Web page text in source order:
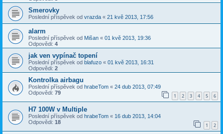
Smerovky
Poslední příspěvek od vrazda « 21 kvě 2013, 17:56
alarm
Poslední příspěvek od Mišan « 01 kvě 2013, 19:36
Odpovědi: 4
jak ven vypínač topení
Poslední příspěvek od blafuzo « 01 kvě 2013, 16:31
Odpovědi: 2
Kontrolka airbagu
Poslední příspěvek od hrabeTom « 24 dub 2013, 07:49
Odpovědi: 79 1 2 3 4 5 6
H7 100W v Multiple
Poslední příspěvek od hrabeTom « 16 dub 2013, 14:04
Odpovědi: 18 1 2